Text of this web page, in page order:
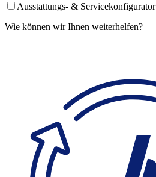
Ausstattungs- & Servicekonfigurator
Wie können wir Ihnen weiterhelfen?